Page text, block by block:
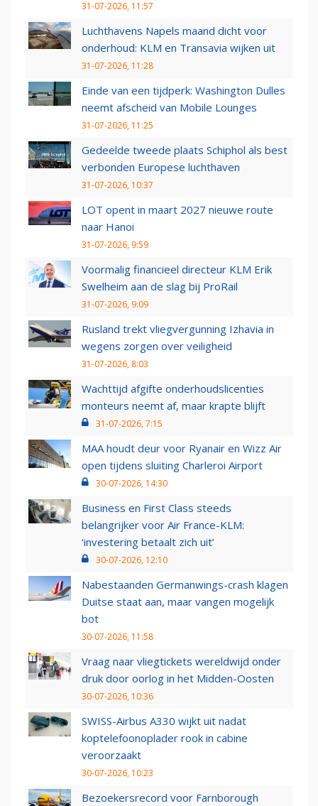
31-07-2026, 11:57
Luchthavens Napels maand dicht voor
onderhoud: KLM en Transavia wijken uit
31-07-2026, 11:28
Einde van een tijdperk: Washington Dulles
neemt afscheid van Mobile Lounges
31-07-2026, 11:25
Gedeelde tweede plaats Schiphol als best
verbonden Europese luchthaven
31-07-2026, 10:37
LOT opent in maart 2027 nieuwe route
naar Hanoi
31-07-2026, 9:59
Voormalig financieel directeur KLM Erik
Swelheim aan de slag bij ProRail
31-07-2026, 9:09
Rusland trekt vliegvergunning Izhavia in
wegens zorgen over veiligheid
31-07-2026, 8:03
Wachttijd afgifte onderhoudslicenties
monteurs neemt af, maar krapte blijft
31-07-2026, 7:15
MAA houdt deur voor Ryanair en Wizz Air
open tijdens sluiting Charleroi Airport
30-07-2026, 14:30
Business en First Class steeds
belangrijker voor Air France-KLM:
‘investering betaalt zich uit’
30-07-2026, 12:10
Nabestaanden Germanwings-crash klagen
Duitse staat aan, maar vangen mogelijk
bot
30-07-2026, 11:58
Vraag naar vliegtickets wereldwijd onder
druk door oorlog in het Midden-Oosten
30-07-2026, 10:36
SWISS-Airbus A330 wijkt uit nadat
koptelefoonoplader rook in cabine
veroorzaakt
30-07-2026, 10:23
Bezoekersrecord voor Farnborough